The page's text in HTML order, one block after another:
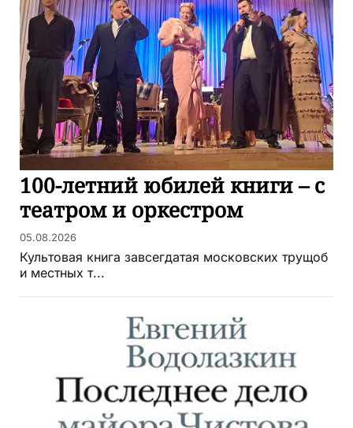
100-летний юбилей книги – с
театром и оркестром
05.08.2026
Культовая книга завсегдатая московских трущоб
и местных т...